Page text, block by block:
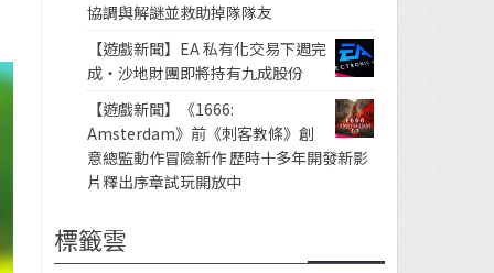
協調與解謎並救助掉隊隊友
【遊戲新聞】EA 私有化交易下週完
成・沙地財團即將持有九成股份
【遊戲新聞】《1666:
Amsterdam》前《刺客教條》創
意總監動作冒險新作 歷時十多年開發新影
片釋出序章試玩開放中
標籤雲